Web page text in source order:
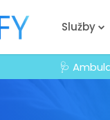
Služby
🩺